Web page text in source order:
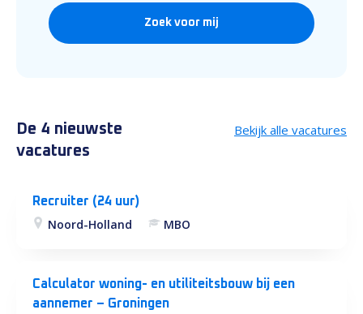
De 4 nieuwste
vacatures
Bekijk alle vacatures
Recruiter (24 uur)
Noord-Holland MBO
Calculator woning- en utiliteitsbouw bij een
aannemer – Groningen
Zoek voor mij